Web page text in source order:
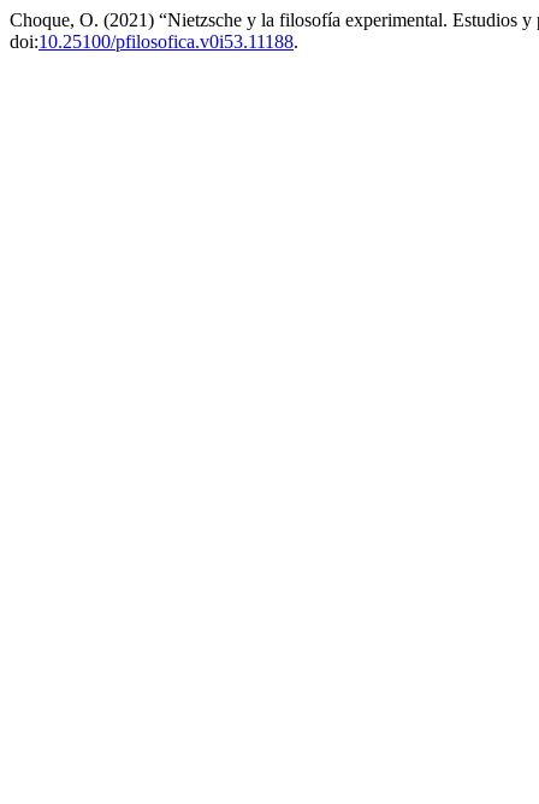
Choque, O. (2021) “Nietzsche y la filosofía experimental. Estudios y
doi:10.25100/pfilosofica.v0i53.11188.